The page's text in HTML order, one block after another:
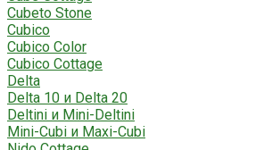
Cubeto Stone
Cubico
Cubico Color
Cubico Cottage
Delta
Delta 10 и Delta 20
Deltini и Mini-Deltini
Mini-Cubi и Maxi-Cubi